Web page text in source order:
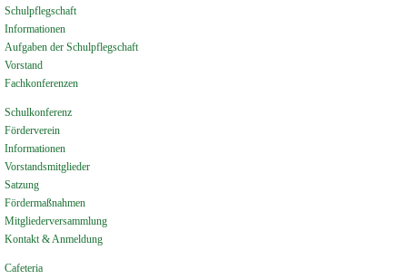
Schulpflegschaft
Informationen
Aufgaben der Schulpflegschaft
Vorstand
Fachkonferenzen
Schulkonferenz
Förderverein
Informationen
Vorstandsmitglieder
Satzung
Fördermaßnahmen
Mitgliederversammlung
Kontakt & Anmeldung
Cafeteria